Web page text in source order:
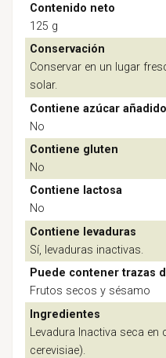
Contenido neto
125 g
Conservación
Conservar en un lugar
solar.
Contiene azúcar añadido
No
Contiene gluten
No
Contiene lactosa
No
Contiene levaduras
Sí, levaduras inactivas.
Puede contener trazas
Frutos secos y sésamo
Ingredientes
Levadura Inactiva seca
cerevisiae).